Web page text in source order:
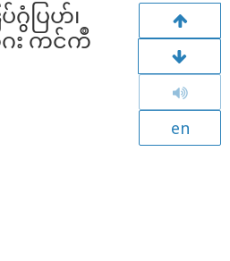
ပြဟ်၊
ဂး ကင်ကဳ
en